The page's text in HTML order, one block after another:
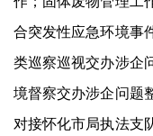
合突发性应急环境事
类巡察巡视交办涉企
境督察交办涉企问题
对接怀化市局执法支